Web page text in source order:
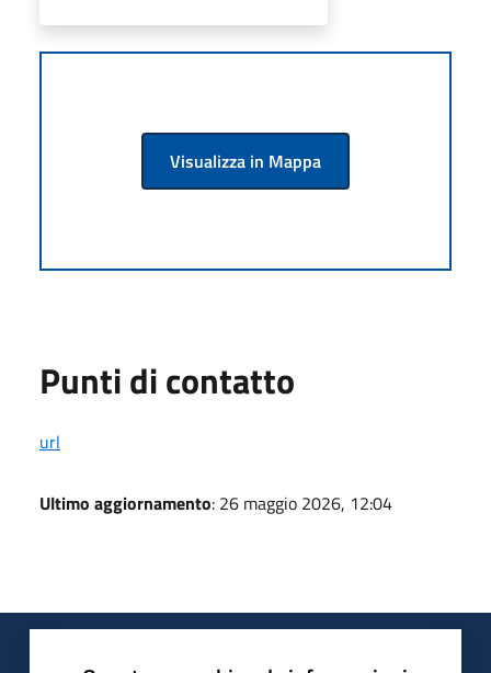
Visualizza in Mappa
Punti di contatto
url
Ultimo aggiornamento: 26 maggio 2026, 12:04